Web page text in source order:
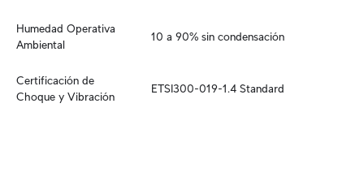
Humedad Operativa
Ambiental
10 a 90% sin condensación
Certificación de
Choque y Vibración
ETSI300-019-1.4 Standard